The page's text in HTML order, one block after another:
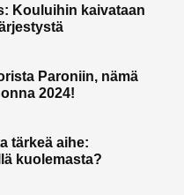
Kouluihin kaivataan
Paroniin, nämä
2024!
tärkeä aihe:
kuolemasta?